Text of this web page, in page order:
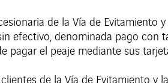
de la Vía de Evitamiento
efectivo, denominada pago con
pagar el peaje mediante sus
de la Vía de Evitamiento